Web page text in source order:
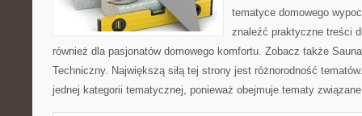
tematyce domowego
znaleźć praktyczne treści
również dla pasjonatów domowego komfortu. Zobacz także
Techniczny. Największą siłą tej strony jest różnorodność
jednej kategorii tematycznej, ponieważ obejmuje tematy